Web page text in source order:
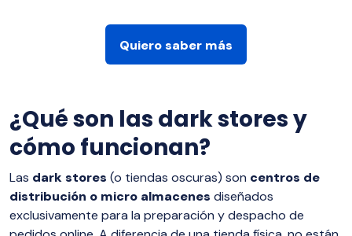
Quiero saber más
¿Qué son las dark stores y
cómo funcionan?
Las dark stores (o tiendas oscuras) son centros de
distribución o micro almacenes diseñados
exclusivamente para la preparación y despacho de